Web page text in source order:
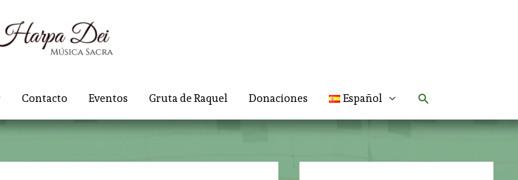
Contacto Eventos Gruta de Raquel Donaciones Español Buscar